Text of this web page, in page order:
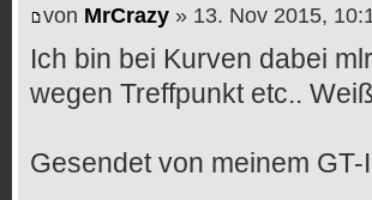
von MrCrazy » 13. Nov 2015,
Ich bin bei Kurven dabei
wegen Treffpunkt etc..
Gesendet von meinem